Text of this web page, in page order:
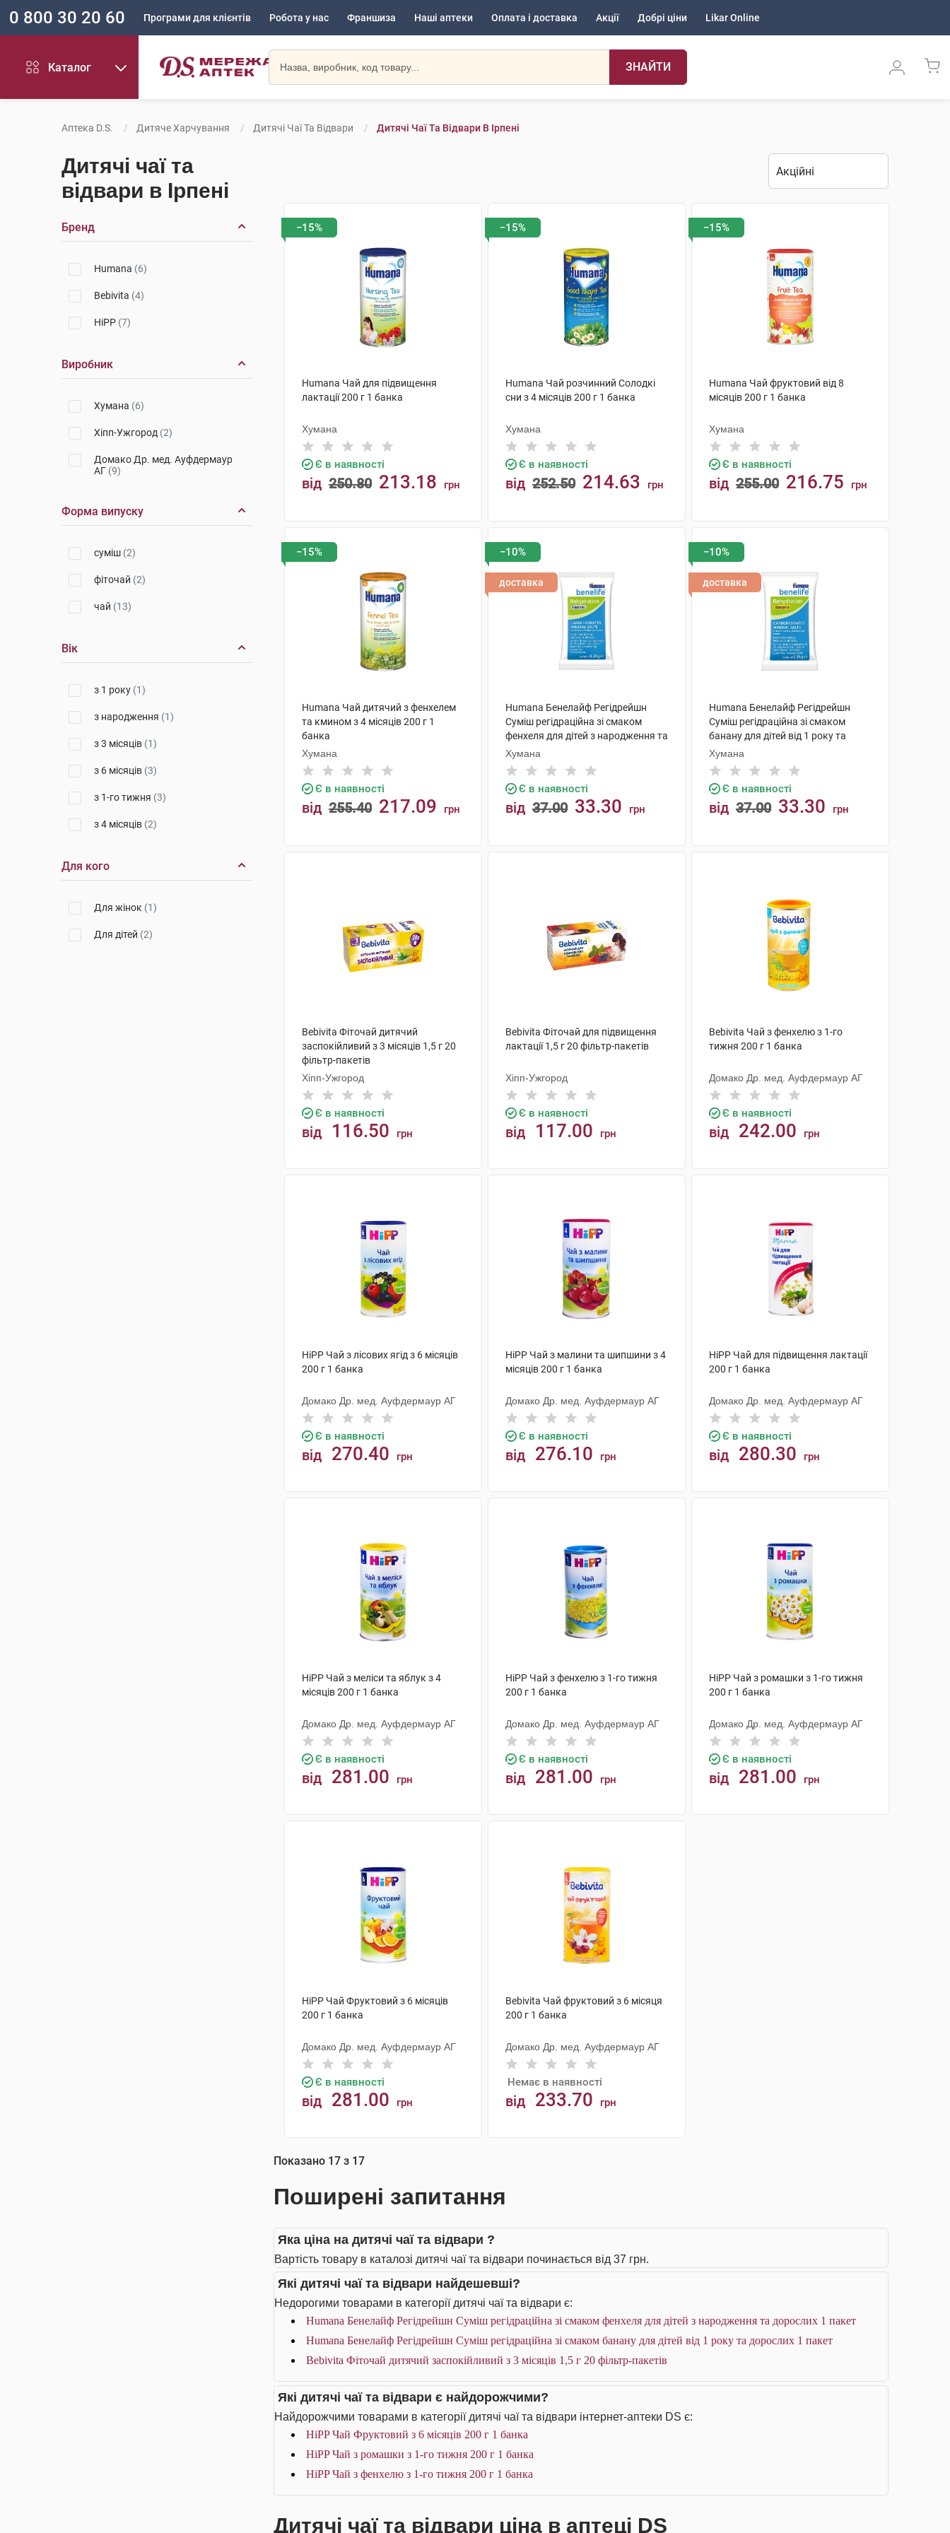
0 800 30 20 60 Програми для клієнтів Робота у нас Франшиза Наші аптеки Оплата і доставка Акції Добрі ціни Likar Online
Каталог ЗНАЙТИ
Аптека D.S. Дитяче Харчування Дитячі Чаї Та Відвари Дитячі Чаї Та Відвари В Ірпені
Дитячі чаї та
відвари в Ірпені
Бренд
Humana (6)
Bebivita (4)
HiPP (7)
Виробник
Хумана (6)
Хіпп-Ужгород (2)
Домако Др. мед. Ауфдермаур
АГ (9)
Форма випуску
суміш (2)
фіточай (2)
чай (13)
Вік
з 1 року (1)
з народження (1)
з 3 місяців (1)
з 6 місяців (3)
з 1-го тижня (3)
з 4 місяців (2)
Для кого
Для жінок (1)
Для дітей (2)
−15%
Humana Чай для підвищення
лактації 200 г 1 банка
Хумана
Є в наявності
від 250.80 213.18 грн
−15%
Humana Чай розчинний Солодкі
сни з 4 місяців 200 г 1 банка
Хумана
Є в наявності
від 252.50 214.63 грн
−15%
Humana Чай фруктовий від 8
місяців 200 г 1 банка
Хумана
Є в наявності
від 255.00 216.75 грн
−15%
Humana Чай дитячий з фенхелем
та кмином з 4 місяців 200 г 1
банка
Хумана
Є в наявності
від 255.40 217.09 грн
−10%
доставка
Humana Бенелайф Регідрейшн
Суміш регідраційна зі смаком
фенхеля для дітей з народження та
дорослих 1 пакет
Хумана
Є в наявності
від 37.00 33.30 грн
−10%
доставка
Humana Бенелайф Регідрейшн
Суміш регідраційна зі смаком
банану для дітей від 1 року та
дорослих 1 пакет
Хумана
Є в наявності
від 37.00 33.30 грн
Bebivita Фіточай дитячий
заспокійливий з 3 місяців 1,5 г 20
фільтр-пакетів
Хіпп-Ужгород
Є в наявності
від 116.50 грн
Bebivita Фіточай для підвищення
лактації 1,5 г 20 фільтр-пакетів
Хіпп-Ужгород
Є в наявності
від 117.00 грн
Bebivita Чай з фенхелю з 1-го
тижня 200 г 1 банка
Домако Др. мед. Ауфдермаур АГ
Є в наявності
від 242.00 грн
HiPP Чай з лісових ягід з 6 місяців
200 г 1 банка
Домако Др. мед. Ауфдермаур АГ
Є в наявності
від 270.40 грн
HiPP Чай з малини та шипшини з 4
місяців 200 г 1 банка
Домако Др. мед. Ауфдермаур АГ
Є в наявності
від 276.10 грн
HiPP Чай для підвищення лактації
200 г 1 банка
Домако Др. мед. Ауфдермаур АГ
Є в наявності
від 280.30 грн
HiPP Чай з меліси та яблук з 4
місяців 200 г 1 банка
Домако Др. мед. Ауфдермаур АГ
Є в наявності
від 281.00 грн
HiPP Чай з фенхелю з 1-го тижня
200 г 1 банка
Домако Др. мед. Ауфдермаур АГ
Є в наявності
від 281.00 грн
HiPP Чай з ромашки з 1-го тижня
200 г 1 банка
Домако Др. мед. Ауфдермаур АГ
Є в наявності
від 281.00 грн
HiPP Чай Фруктовий з 6 місяців
200 г 1 банка
Домако Др. мед. Ауфдермаур АГ
Є в наявності
від 281.00 грн
Bebivita Чай фруктовий з 6 місяця
200 г 1 банка
Домако Др. мед. Ауфдермаур АГ
Немає в наявності
від 233.70 грн
Показано 17 з 17
Поширені запитання
Яка ціна на дитячі чаї та відвари ?
Вартість товару в каталозі дитячі чаї та відвари починається від 37 грн.
Які дитячі чаї та відвари найдешевші?
Недорогими товарами в категорії дитячі чаї та відвари є:
Humana Бенелайф Регідрейшн Суміш регідраційна зі смаком фенхеля для дітей з народження та дорослих 1 пакет
Humana Бенелайф Регідрейшн Суміш регідраційна зі смаком банану для дітей від 1 року та дорослих 1 пакет
Bebivita Фіточай дитячий заспокійливий з 3 місяців 1,5 г 20 фільтр-пакетів
Які дитячі чаї та відвари є найдорожчими?
Найдорожчими товарами в категорії дитячі чаї та відвари інтернет-аптеки DS є:
HiPP Чай Фруктовий з 6 місяців 200 г 1 банка
HiPP Чай з ромашки з 1-го тижня 200 г 1 банка
HiPP Чай з фенхелю з 1-го тижня 200 г 1 банка
Дитячі чаї та відвари ціна в аптеці DS